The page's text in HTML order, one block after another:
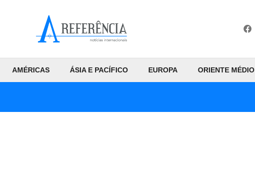
AMÉRICAS ÁSIA E PACÍFICO EUROPA ORIENTE MÉDIO